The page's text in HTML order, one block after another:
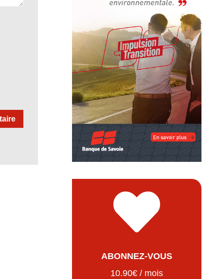

ABONNEZ-VOUS
10.90€ / mois